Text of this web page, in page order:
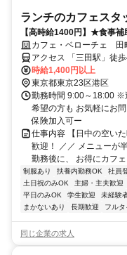
ランチのカフェスタ
【高時給1400円】★食事
カフェ・ベローチェ 田
分!)
アクセス 「三田駅」徒
介制度あり
時給1,400円以上
東京都東京23区港区
勤務時間 9:00～18:00 ※
希望の方も お気軽にお
保険加入可ー
仕事内容 【日中の空い
歓迎！ ／／ メニューが
勤務後に、 お得にカフ
制服あり 扶養内勤務OK 社員
土日祝のみOK
主婦・主夫歓迎
平日のみOK
学生歓迎 未経験
まかないあり
長期歓迎 フル
同じ企業の求人